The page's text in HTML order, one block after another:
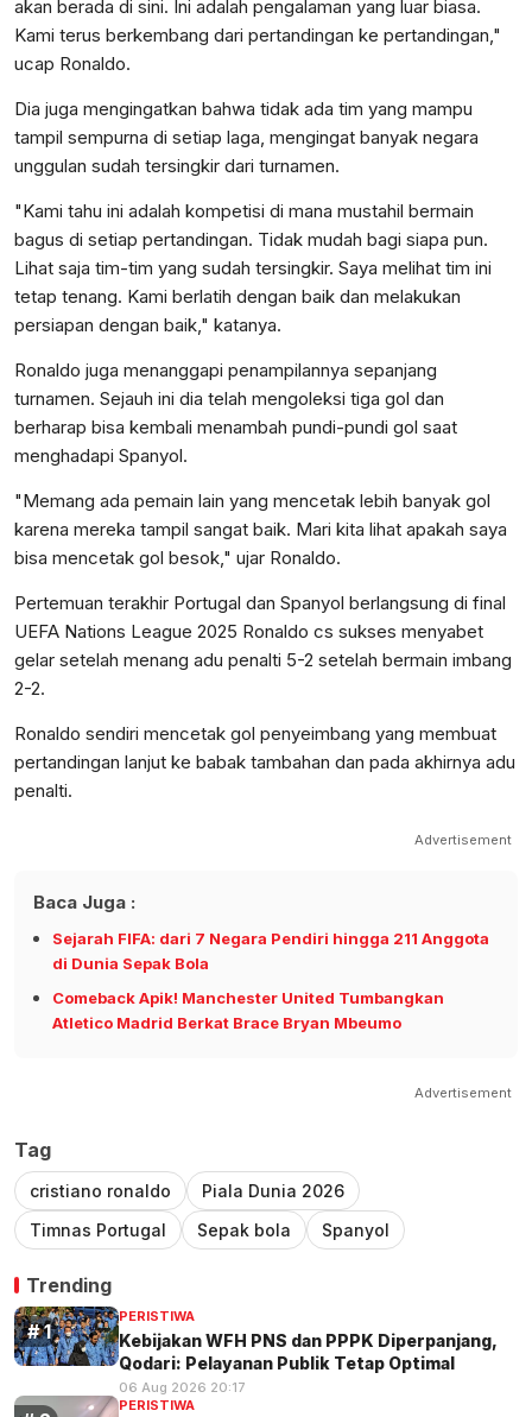
akan berada di sini. Ini adalah pengalaman yang luar biasa.
Kami terus berkembang dari pertandingan ke pertandingan,"
ucap Ronaldo.
Dia juga mengingatkan bahwa tidak ada tim yang mampu
tampil sempurna di setiap laga, mengingat banyak negara
unggulan sudah tersingkir dari turnamen.
"Kami tahu ini adalah kompetisi di mana mustahil bermain
bagus di setiap pertandingan. Tidak mudah bagi siapa pun.
Lihat saja tim-tim yang sudah tersingkir. Saya melihat tim ini
tetap tenang. Kami berlatih dengan baik dan melakukan
persiapan dengan baik," katanya.
Ronaldo juga menanggapi penampilannya sepanjang
turnamen. Sejauh ini dia telah mengoleksi tiga gol dan
berharap bisa kembali menambah pundi-pundi gol saat
menghadapi Spanyol.
"Memang ada pemain lain yang mencetak lebih banyak gol
karena mereka tampil sangat baik. Mari kita lihat apakah saya
bisa mencetak gol besok," ujar Ronaldo.
Pertemuan terakhir Portugal dan Spanyol berlangsung di final
UEFA Nations League 2025 Ronaldo cs sukses menyabet
gelar setelah menang adu penalti 5-2 setelah bermain imbang
2-2.
Ronaldo sendiri mencetak gol penyeimbang yang membuat
pertandingan lanjut ke babak tambahan dan pada akhirnya adu
penalti.
Advertisement
Baca Juga :
Sejarah FIFA: dari 7 Negara Pendiri hingga 211 Anggota
di Dunia Sepak Bola
Comeback Apik! Manchester United Tumbangkan
Atletico Madrid Berkat Brace Bryan Mbeumo
Advertisement
Tag
cristiano ronaldo
Piala Dunia 2026
Timnas Portugal
Sepak bola Spanyol
Trending
PERISTIWA
Kebijakan WFH PNS dan PPPK Diperpanjang,
Qodari: Pelayanan Publik Tetap Optimal
06 Aug 2026 20:17
PERISTIWA